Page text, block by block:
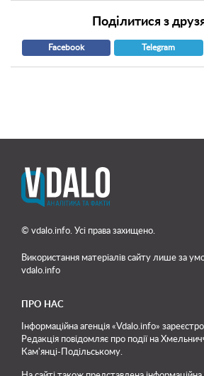
Поділитися з
Facebook Telegram
© vdalo.info. Усі права захищено.
Використання матеріалів сайту лише за
vdalo.info
ПРО НАС
Інформаційна агенція «Vdalo.info»
Редакція повідомляє про події на
Кам'янці-Подільському.